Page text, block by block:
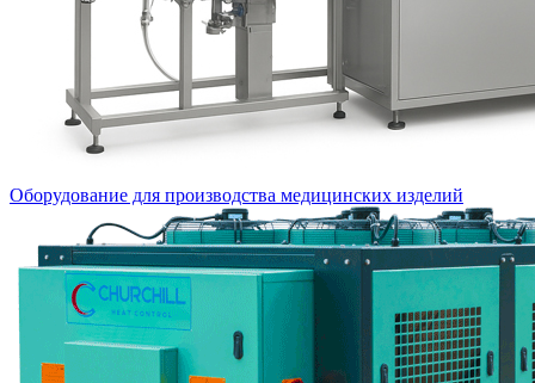
Оборудование для производства медицинских изделий